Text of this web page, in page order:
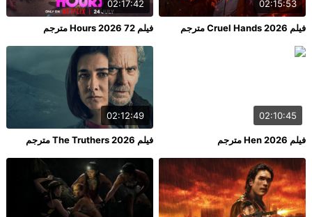
02:15:53
فيلم Cruel Hands 2026 مترجم
02:17:42
فيلم 72 Hours 2026 مترجم
02:10:45
فيلم Hen 2026 مترجم
02:12:49
فيلم The Truthers 2026 مترجم